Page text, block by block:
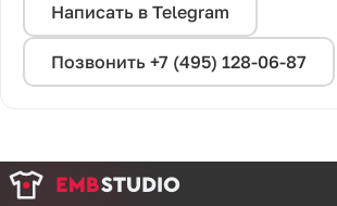
Написать в Telegram
Позвонить +7 (495) 128-06-87